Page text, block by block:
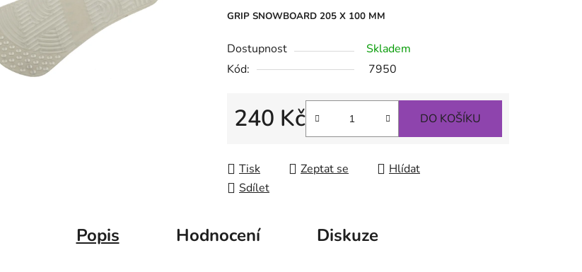
GRIP SNOWBOARD 205 X 100 MM
Dostupnost
Skladem
Kód:
7950
240 Kč DO KOŠÍKU
Tisk Zeptat se
Hlídat
Sdílet
Popis Hodnocení Diskuze